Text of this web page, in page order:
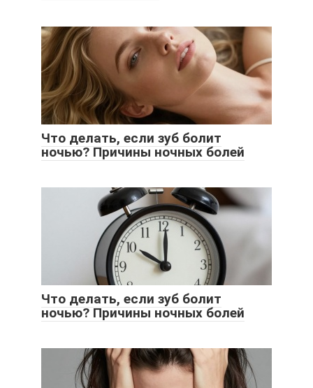
Что делать, если зуб болит
ночью? Причины ночных болей
Что делать, если зуб болит
ночью? Причины ночных болей